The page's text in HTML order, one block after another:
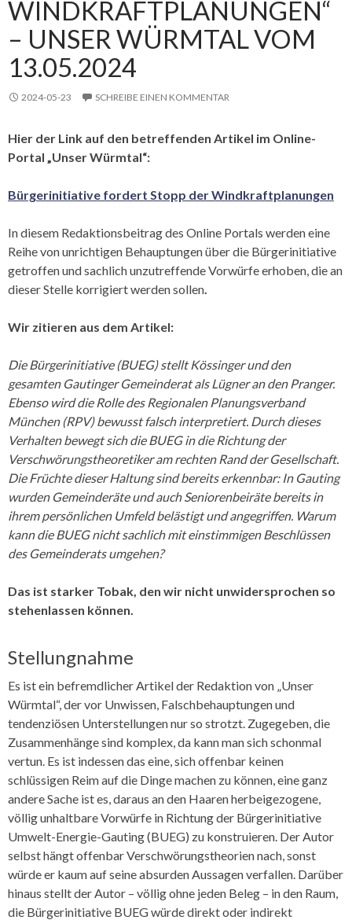
WINDKRAFTPLANUNGEN“
– UNSER WÜRMTAL VOM
13.05.2024
2024-05-23 SCHREIBE EINEN KOMMENTAR
Hier der Link auf den betreffenden Artikel im Online-
Portal „Unser Würmtal“:
Bürgerinitiative fordert Stopp der Windkraftplanungen
In diesem Redaktionsbeitrag des Online Portals werden eine
Reihe von unrichtigen Behauptungen über die Bürgerinitiative
getroffen und sachlich unzutreffende Vorwürfe erhoben, die an
dieser Stelle korrigiert werden sollen.
Wir zitieren aus dem Artikel:
Die Bürgerinitiative (BUEG) stellt Kössinger und den
gesamten Gautinger Gemeinderat als Lügner an den Pranger.
Ebenso wird die Rolle des Regionalen Planungsverband
München (RPV) bewusst falsch interpretiert. Durch dieses
Verhalten bewegt sich die BUEG in die Richtung der
Verschwörungstheoretiker am rechten Rand der Gesellschaft.
Die Früchte dieser Haltung sind bereits erkennbar: In Gauting
wurden Gemeinderäte und auch Seniorenbeiräte bereits in
ihrem persönlichen Umfeld belästigt und angegriffen. Warum
kann die BUEG nicht sachlich mit einstimmigen Beschlüssen
des Gemeinderats umgehen?
Das ist starker Tobak, den wir nicht unwidersprochen so
stehenlassen können.
Stellungnahme
Es ist ein befremdlicher Artikel der Redaktion von „Unser
Würmtal“, der vor Unwissen, Falschbehauptungen und
tendenziösen Unterstellungen nur so strotzt. Zugegeben, die
Zusammenhänge sind komplex, da kann man sich schonmal
vertun. Es ist indessen das eine, sich offenbar keinen
schlüssigen Reim auf die Dinge machen zu können, eine ganz
andere Sache ist es, daraus an den Haaren herbeigezogene,
völlig unhaltbare Vorwürfe in Richtung der Bürgerinitiative
Umwelt-Energie-Gauting (BUEG) zu konstruieren. Der Autor
selbst hängt offenbar Verschwörungstheorien nach, sonst
würde er kaum auf seine absurden Aussagen verfallen. Darüber
hinaus stellt der Autor – völlig ohne jeden Beleg – in den Raum,
die Bürgerinitiative BUEG würde direkt oder indirekt